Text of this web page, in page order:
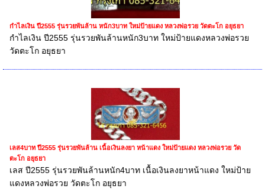
กำไลเงิน ปี2555 รุ่นรวยพันล้าน หนัก3บาท ใหม่ป้ายแดง หลวงพ่อรวย วัดตะโก อยุธยา
กำไลเงิน ปี2555 รุ่นรวยพันล้านหนัก3บาท ใหม่ป้ายแดงหลวงพ่อรวย
วัดตะโก อยุธยา
เลส4บาท ปี2555 รุ่นรวยพันล้าน เนื้อเงินลงยา หน้าแดง ใหม่ป้ายแดง หลวงพ่อรวย วัด
ตะโก อยุธยา
เลส ปี2555 รุ่นรวยพันล้านหนัก4บาท เนื้อเงินลงยาหน้าแดง ใหม่ป้าย
แดงหลวงพ่อรวย วัดตะโก อยุธยา